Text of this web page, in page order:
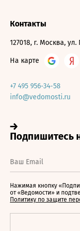
Контакты
127018, г. Москва,
На карте
+7 495 956-34-58
info@vedomosti.ru
Нажимая кнопку
от «Ведомости» и
Политику по защите